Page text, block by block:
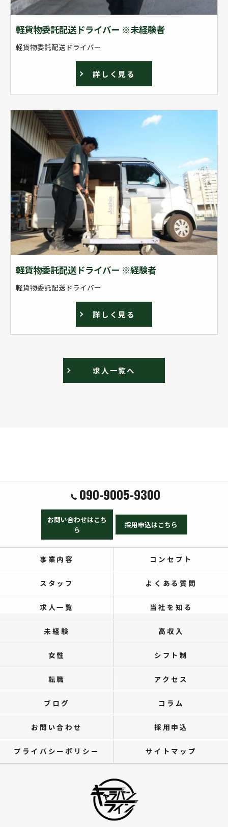
軽貨物委託配送ドライバー ※未経験者
軽貨物委託配送ドライバー
詳しく見る
軽貨物委託配送ドライバー ※経験者
軽貨物委託配送ドライバー
詳しく見る
求人一覧へ
090-9005-9300
お問い合わせはこち
ら
採用申込はこちら
事業内容 コンセプト
スタッフ よくある質問
求人一覧 当社を知る
未経験 高収入
女性 シフト制
転職 アクセス
ブログ コラム
お問い合わせ 採用申込
プライバシーポリシー サイトマップ